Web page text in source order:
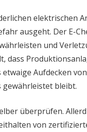
elektrischen
ausgeht. Der E-
und
dass
Aufdecken
gewährleistet bleibt.
überprüfen.
von